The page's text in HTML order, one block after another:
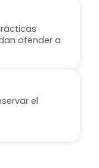
ofender a
el